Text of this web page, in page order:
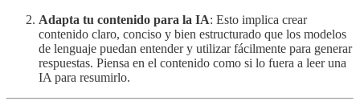
Adapta tu contenido para la IA: Esto implica crear
contenido claro, conciso y bien estructurado que los modelos
de lenguaje puedan entender y utilizar fácilmente para generar
respuestas. Piensa en el contenido como si lo fuera a leer una
IA para resumirlo.